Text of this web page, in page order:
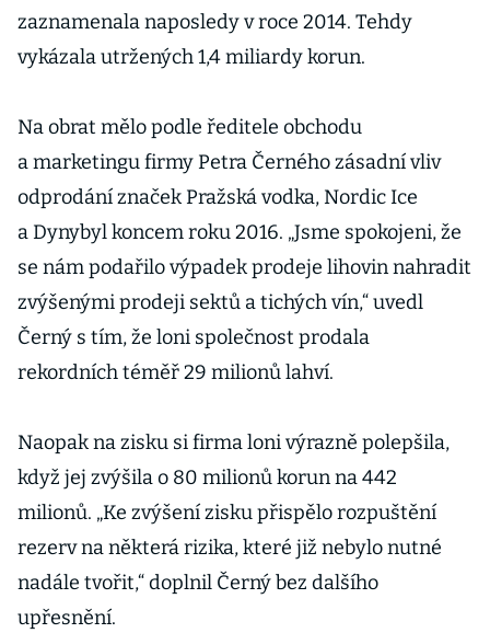
zaznamenala naposledy v roce 2014. Tehdy
vykázala utržených 1,4 miliardy korun.
Na obrat mělo podle ředitele obchodu
a marketingu firmy Petra Černého zásadní vliv
odprodání značek Pražská vodka, Nordic Ice
a Dynybyl koncem roku 2016. „Jsme spokojeni, že
se nám podařilo výpadek prodeje lihovin nahradit
zvýšenými prodeji sektů a tichých vín,“ uvedl
Černý s tím, že loni společnost prodala
rekordních téměř 29 milionů lahví.
Naopak na zisku si firma loni výrazně polepšila,
když jej zvýšila o 80 milionů korun na 442
milionů. „Ke zvýšení zisku přispělo rozpuštění
rezerv na některá rizika, které již nebylo nutné
nadále tvořit,“ doplnil Černý bez dalšího
upřesnění.